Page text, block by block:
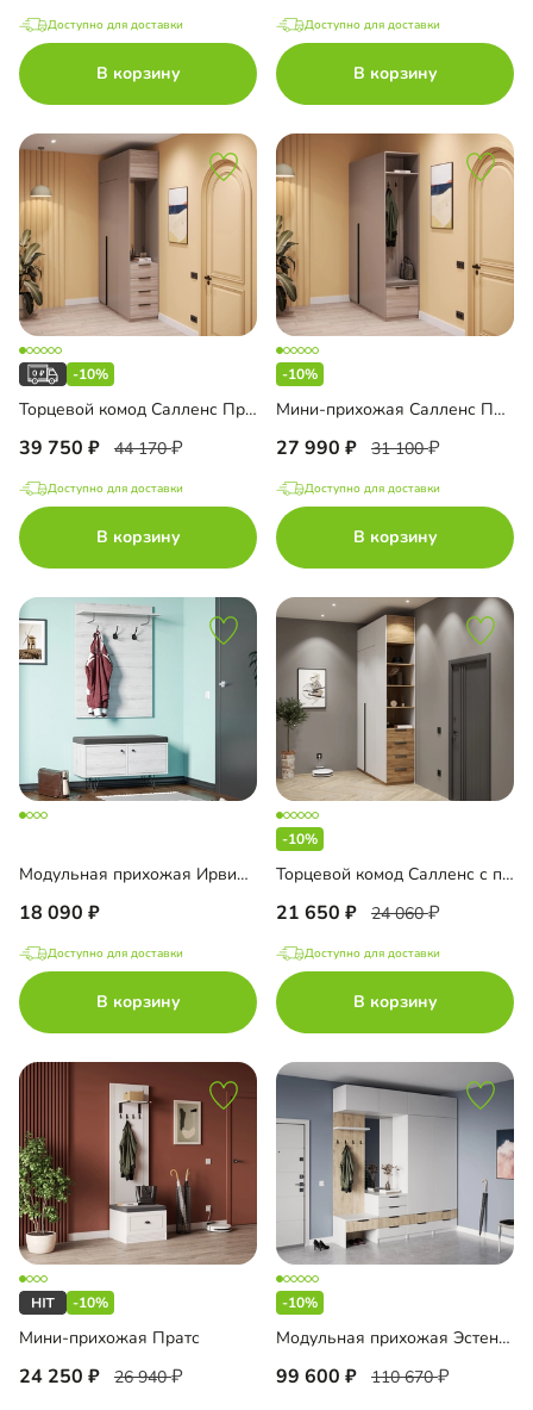
Доступно для доставки
В корзину
Доступно для доставки
В корзину
-10%
Торцевой комод Салленс Премиум с зеркалом и антресолью
39 750 44 170
Доступно для доставки
В корзину
-10%
Мини-прихожая Салленс Премиум торцевая
27 990 31 100
Доступно для доставки
В корзину
Модульная прихожая Ирвинг-2
18 090
Доступно для доставки
В корзину
-10%
Торцевой комод Салленс с полками и антресолью
21 650 24 060
Доступно для доставки
В корзину
-10%
Мини-прихожая Пратс
24 250 26 940
-10%
Модульная прихожая Эстенсон-2
99 600 110 670